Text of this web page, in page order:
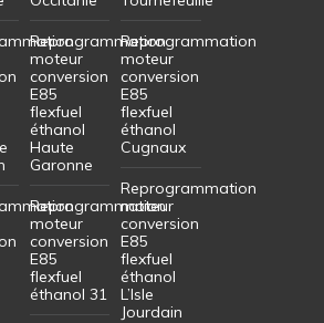
Reprogrammation
moteur
conversion
E85
flexfuel
éthanol
Haute
Garonne
Reprogrammation
moteur
conversion
E85
flexfuel
éthanol 31
Reprogrammation
moteur
conversion
E85
flexfuel
éthanol
Cugnaux
Reprogrammation
moteur
conversion
E85
flexfuel
éthanol
L’Isle
Jourdain